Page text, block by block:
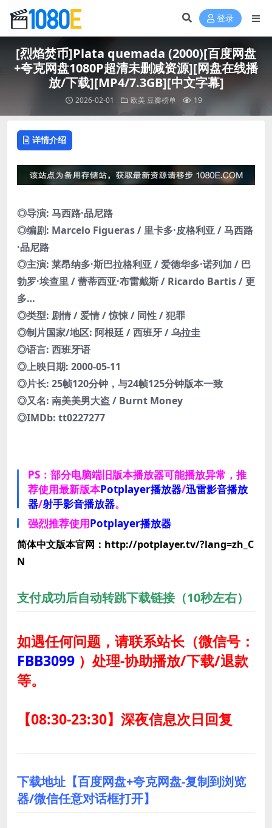
登录
[烈焰焚币]Plata quemada (2000)[百度网盘
+夸克网盘1080P超清未删减资源][网盘在线播
放/下载][MP4/7.3GB][中文字幕]
2026-02-01 欧美 豆瓣榜单 19
详情介绍
◎导演: 马西路·品尼路
◎编剧: Marcelo Figueras / 里卡多·皮格利亚 / 马西路
·品尼路
◎主演: 莱昂纳多·斯巴拉格利亚 / 爱德华多·诺列加 / 巴
勃罗·埃查里 / 蕾蒂西亚·布雷戴斯 / Ricardo Bartis / 更
多…
◎类型: 剧情 / 爱情 / 惊悚 / 同性 / 犯罪
◎制片国家/地区: 阿根廷 / 西班牙 / 乌拉圭
◎语言: 西班牙语
◎上映日期: 2000-05-11
◎片长: 25帧120分钟，与24帧125分钟版本一致
◎又名: 南美美男大盗 / Burnt Money
◎IMDb: tt0227277
PS：部分电脑端旧版本播放器可能播放异常，推
荐使用最新版本Potplayer播放器/迅雷影音播放
器/射手影音播放器。
强烈推荐使用Potplayer播放器
简体中文版本官网：http://potplayer.tv/?lang=zh_C
N
支付成功后自动转跳下载链接（10秒左右）
如遇任何问题，请联系站长（微信号：
FBB3099 ） 处理-协助播放/下载/退款
等。
【08:30-23:30】深夜信息次日回复
下载地址【百度网盘+夸克网盘-复制到浏览
器/微信任意对话框打开】